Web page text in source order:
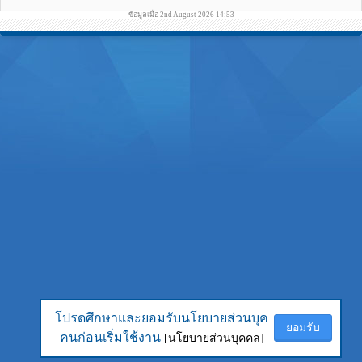
โปรดศึกษาและยอมรับนโยบายส่วนบุค
คนก่อนเริ่มใช้งาน [นโยบายส่วนบุคคล]
ยอมรับ
ข้อมูลเมื่อ 2nd August 2026 14:53
โปรดศึกษาและยอมรับนโยบายส่วนบุค
คนก่อนเริ่มใช้งาน [นโยบายส่วนบุคคล]
ยอมรับ